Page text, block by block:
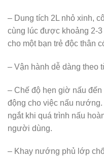
– Dung tích 2L nhỏ xinh,
cùng lúc được khoảng 2-
cho một bạn trẻ độc thân
– Vận hành dễ dàng theo
– Chế độ hẹn giờ nấu
động cho việc nấu
ngắt khi quá trình nấu
người dùng.
– Khay nướng phủ lớp